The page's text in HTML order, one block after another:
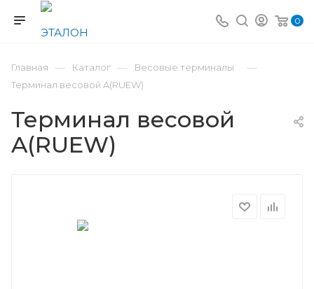
0
Главная — Каталог — Весовые терминалы —
Терминал весовой A(RUEW)
Терминал весовой
A(RUEW)